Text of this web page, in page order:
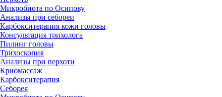
Микробиота по Осипову
Анализы при себореи
Карбокситерапия кожи головы
Консультация трихолога
Пилинг головы
Трихоскопия
Анализы при перхоти
Криомассаж
Карбокситерапия
Себорея